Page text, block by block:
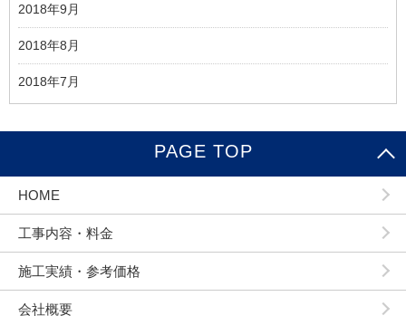
2018年9月
2018年8月
2018年7月
PAGE TOP
HOME
工事内容・料金
施工実績・参考価格
会社概要